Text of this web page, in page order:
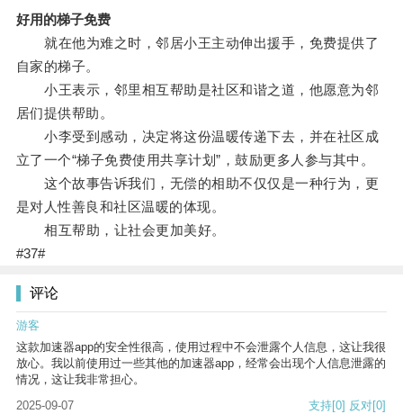
好用的梯子免费
就在他为难之时，邻居小王主动伸出援手，免费提供了
自家的梯子。
小王表示，邻里相互帮助是社区和谐之道，他愿意为邻
居们提供帮助。
小李受到感动，决定将这份温暖传递下去，并在社区成
立了一个“梯子免费使用共享计划”，鼓励更多人参与其中。
这个故事告诉我们，无偿的相助不仅仅是一种行为，更
是对人性善良和社区温暖的体现。
相互帮助，让社会更加美好。
#37#
评论
游客
这款加速器app的安全性很高，使用过程中不会泄露个人信息，这让我很
放心。我以前使用过一些其他的加速器app，经常会出现个人信息泄露的
情况，这让我非常担心。
2025-09-07
支持[0] 反对[0]